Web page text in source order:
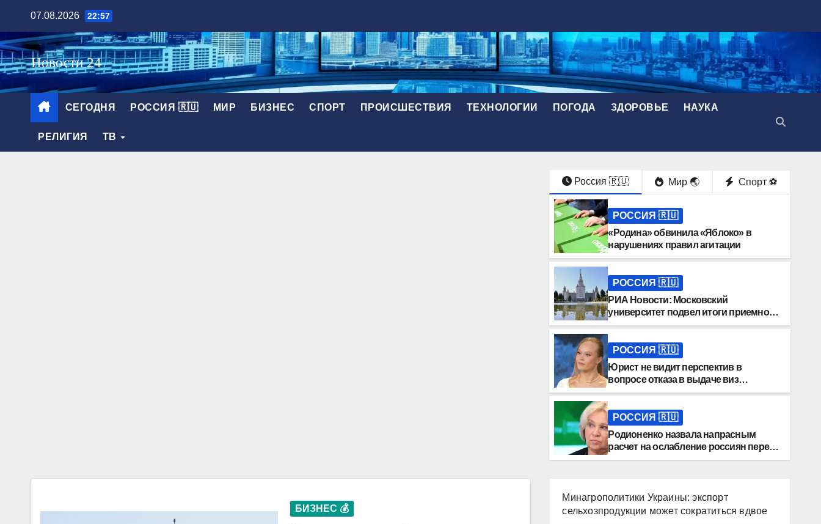
содержимому
07.08.2026 22:57
СЕГОДНЯ РОССИЯ 🇷🇺 МИР БИЗНЕС СПОРТ ПРОИСШЕСТВИЯ ТЕХНОЛОГИИ ПОГОДА ЗДОРОВЬЕ НАУКА
РЕЛИГИЯ ТВ
Россия 🇷🇺 Мир 🌏 Спорт ⚽️
РОССИЯ 🇷🇺
«Родина» обвинила «Яблоко» в
нарушениях правил агитации
РОССИЯ 🇷🇺
РИА Новости: Московский
университет подвел итоги приемной
кампании 2026 года
РОССИЯ 🇷🇺
Юрист не видит перспектив в
вопросе отказа в выдаче виз
гимнасткам из РФ
РОССИЯ 🇷🇺
Родионенко назвала напрасным
расчет на ослабление россиян перед
ЧЕ по гимнастике
БИЗНЕС 💰
Минагрополитики Украины: экспорт
сельхозпродукции может сократиться вдвое